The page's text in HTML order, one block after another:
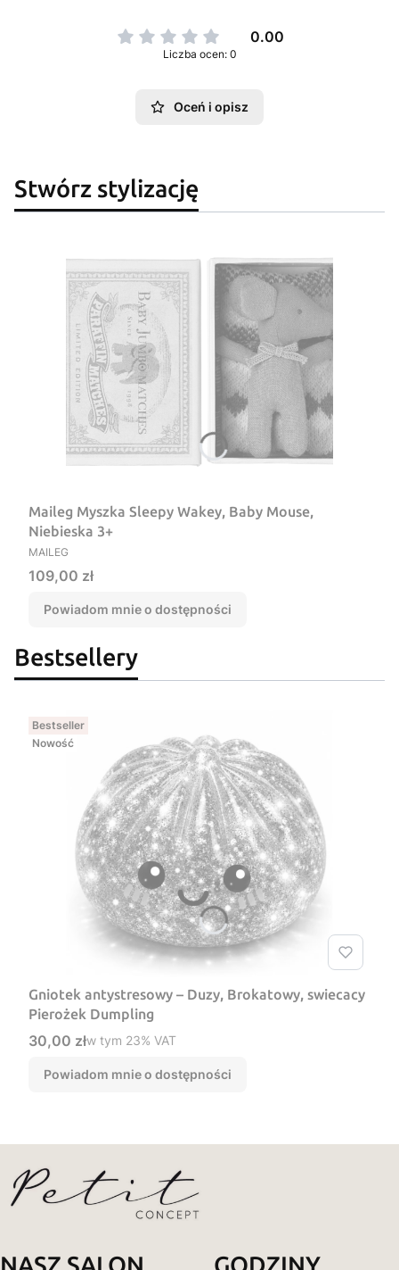
0.00
Liczba ocen: 0
Oceń i opisz
Stwórz stylizację
Maileg Myszka Sleepy Wakey, Baby Mouse,
Niebieska 3+
PRODUCENT
MAILEG
Cena
109,00 zł
Powiadom mnie o dostępności
Bestsellery
Bestseller
Nowość
Gniotek antystresowy – Duzy, Brokatowy, swiecacy
Pierożek Dumpling
Cena brutto
30,00 złw tym %s VAT
w tym 23% VAT
Powiadom mnie o dostępności
NASZ SALON
GODZINY